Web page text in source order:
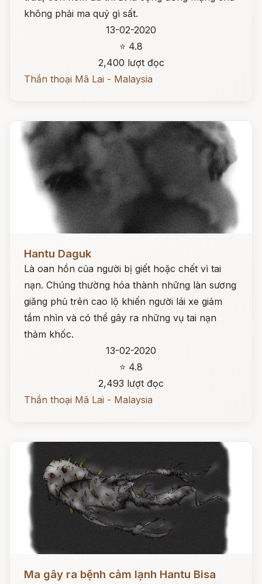
không phải ma quỷ gì sất.
13-02-2020
⭐ 4.8
2,400 lượt đọc
Thần thoại Mã Lai - Malaysia
Hantu Daguk
Là oan hồn của người bị giết hoặc chết vì tai
nạn. Chúng thường hóa thành những làn sương
giăng phủ trên cao lộ khiến người lái xe giảm
tầm nhìn và có thể gây ra những vụ tai nạn
thảm khốc.
13-02-2020
⭐ 4.8
2,493 lượt đọc
Thần thoại Mã Lai - Malaysia
Ma gây ra bệnh cảm lạnh Hantu Bisa